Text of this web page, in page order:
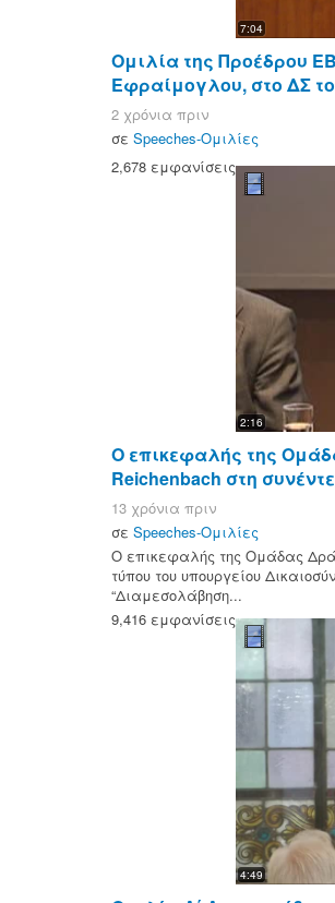
7:04
Ομιλία της Προέδρου
Εφραίμογλου, στο ΔΣ
2 χρόνια πριν
σε Speeches-Ομιλίες
2,678 εμφανίσεις
2:16
Ο επικεφαλής της
Reichenbach στη
13 χρόνια πριν
σε Speeches-Ομιλίες
Ο επικεφαλής της Ομάδας
τύπου του υπουργείου
“Διαμεσολάβηση...
9,416 εμφανίσεις
4:49